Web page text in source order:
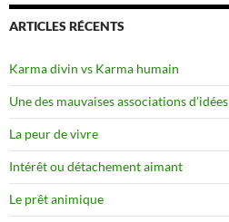
ARTICLES RÉCENTS
Karma divin vs Karma humain
Une des mauvaises associations d’idées
La peur de vivre
Intérêt ou détachement aimant
Le prêt animique